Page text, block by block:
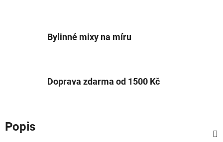
Bylinné mixy na míru
Doprava zdarma od 1500 Kč
Popis